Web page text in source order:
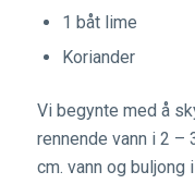
1 båt lime
Koriander
Vi begynte med å
rennende vann i 2 –
cm. vann og buljong